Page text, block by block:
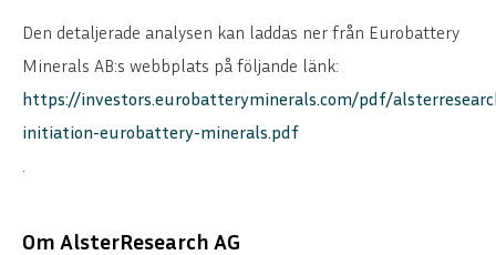
Den detaljerade analysen kan laddas ner från Eurobattery
Minerals AB:s webbplats på följande länk:
https://investors.eurobatteryminerals.com/pdf/
initiation-eurobattery-minerals.pdf
Om AlsterResearch AG